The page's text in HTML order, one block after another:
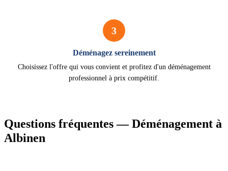
3
Déménagez sereinement
Choisissez l'offre qui vous convient et profitez d'un déménagement
professionnel à prix compétitif.
Questions fréquentes — Déménagement à
Albinen